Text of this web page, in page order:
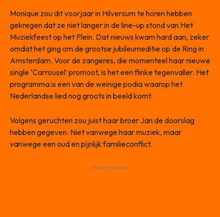
Monique zou dit voorjaar in Hilversum te horen hebben
gekregen dat ze niet langer in de line-up stond van Het
Muziekfeest op het Plein. Dat nieuws kwam hard aan, zeker
omdat het ging om de grootse jubileumeditie op de Ring in
Amsterdam. Voor de zangeres, die momenteel haar nieuwe
single ‘Carrousel’ promoot, is het een flinke tegenvaller. Het
programma is een van de weinige podia waarop het
Nederlandse lied nog groots in beeld komt.
Volgens geruchten zou juist haar broer Jan de doorslag
hebben gegeven. Niet vanwege haar muziek, maar
vanwege een oud en pijnlijk familieconflict.
- Advertisement -